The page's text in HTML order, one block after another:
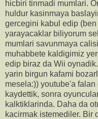
hicbiri tinmadi mumlari.
huldur kasinmaya
gercegini kabul edip
yarayacaklar biliyorum
mumlari savunmaya
muhabbete kaldigimiz
edip biraz da Wii
yarin birgun kafami
mesela:)) youtube'a
kaydettik, sonra
kalktiklarinda. Daha da
kacirmak istemediler. Bir